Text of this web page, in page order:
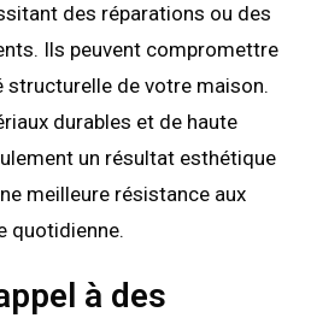
des réparations ou des
Ils peuvent compromettre
structurelle de votre maison.
durables et de haute
un résultat esthétique
meilleure résistance aux
quotidienne.
à des